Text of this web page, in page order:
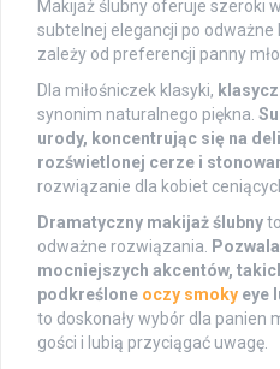
Makijaż ślubny oferuje szeroki
subtelnej elegancji po
zależy od preferencji panny
Dla miłośniczek klasyki,
synonim naturalnego piękna.
urody, koncentrując się na
rozświetlonej cerze i
rozwiązanie dla kobiet
Dramatyczny makijaż ślubny
odważne rozwiązania.
mocniejszych akcentów,
podkreślone oczy smoky eye
to doskonały wybór dla panien
gości i lubią przyciągać uwagę.